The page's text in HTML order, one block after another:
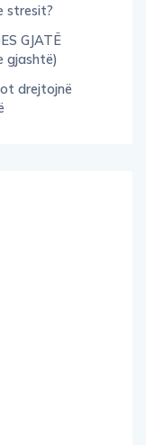
stresit?
GJATË
gjashtë)
drejtojnë